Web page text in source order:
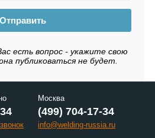
Отправить
есть вопрос - укажите свою
публиковаться не будет.
Москва
(499) 704-17-34
info@welding-russia.ru